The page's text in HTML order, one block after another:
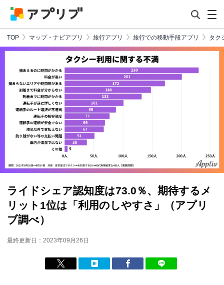
TOP マップ・ナビアプリ 旅行アプリ 旅行での移動手段アプリ タク
ライドシェア認知度は73.0％、期待するメ
リット1位は「利用のしやすさ」（アプリ
ブ調べ）
最終更新日：2023年09月26日